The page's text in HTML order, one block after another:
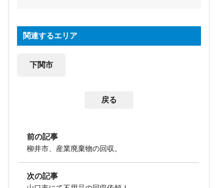
関連するエリア
下関市
戻る
前の記事
柳井市、産業廃棄物の回収。
次の記事